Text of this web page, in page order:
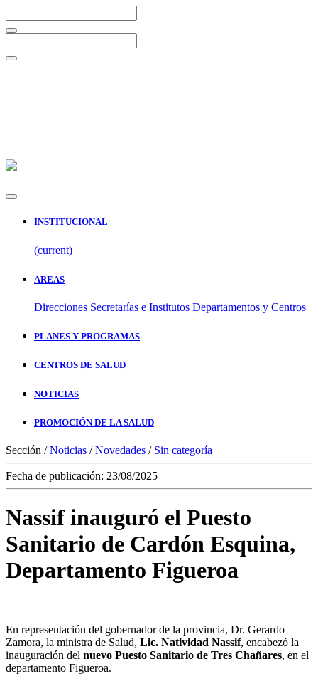
INSTITUCIONAL
(current)
AREAS
Direcciones Secretarías e Institutos Departamentos y Centros
PLANES Y PROGRAMAS
CENTROS DE SALUD
NOTICIAS
PROMOCIÓN DE LA SALUD
Sección /Noticias /Novedades / Sin categoría
Fecha de publicación: 23/08/2025
Nassif inauguró el Puesto
Sanitario de Cardón Esquina,
Departamento Figueroa
En representación del gobernador de la provincia, Dr. Gerardo
Zamora, la ministra de Salud, Lic. Natividad Nassif, encabezó la
inauguración del nuevo Puesto Sanitario de Tres Chañares, en el
departamento Figueroa.